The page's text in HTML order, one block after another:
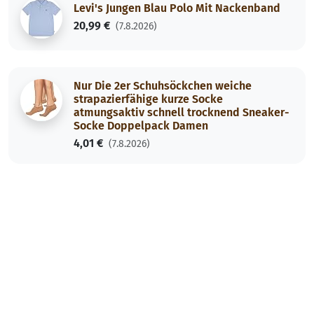
Levi's Jungen Blau Polo Mit Nackenband
20,99 € (7.8.2026)
Nur Die 2er Schuhsöckchen weiche
strapazierfähige kurze Socke
atmungsaktiv schnell trocknend Sneaker-
Socke Doppelpack Damen
4,01 € (7.8.2026)